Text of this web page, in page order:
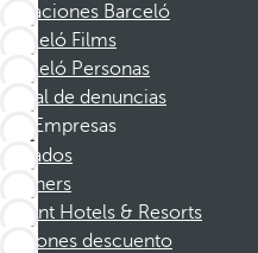
Vacaciones Barceló
Barceló Films
Barceló Personas
Canal de denuncias
Empresas
Afiliados
Partners
Dorint Hotels & Resorts
Cupones descuento